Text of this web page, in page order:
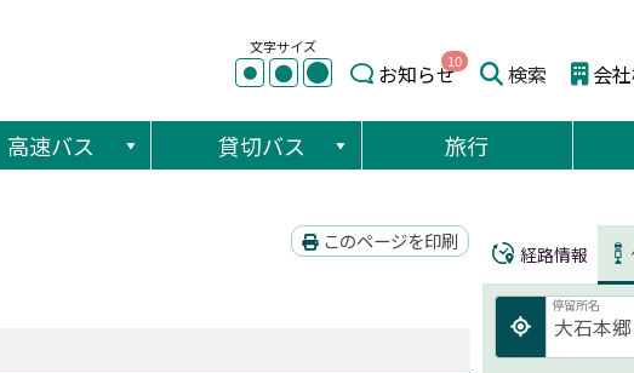
文字サイズ
● ● ● お知らせ10 検索 会
高速バス 貸切バス 旅行
このページを印刷
経路情報
停留所名